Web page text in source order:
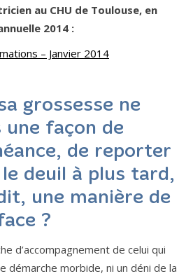
au CHU de Toulouse, en
2014 :
– Janvier 2014
grossesse ne
façon de
de reporter
deuil à plus tard,
une manière de
?
d’accompagnement de celui qui
démarche morbide, ni un déni de la